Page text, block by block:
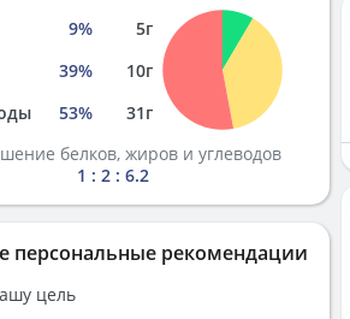
9% 5г
39% 10г
53% 31г
белков, жиров и углеводов
1 : 2 : 6.2
персональные рекомендации
цель